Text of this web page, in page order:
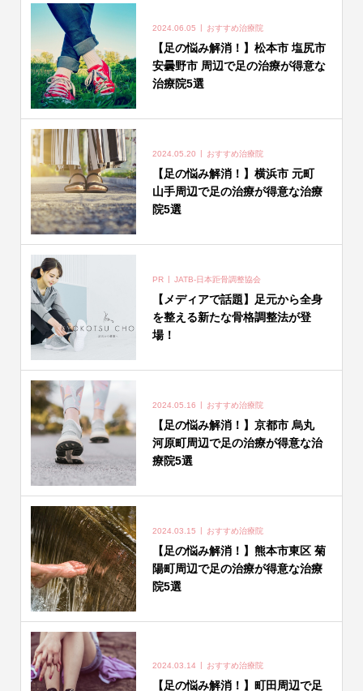
2024.06.05 おすすめ治療院
【足の悩み解消！】松本市 塩尻市
安曇野市 周辺で足の治療が得意な
治療院5選
2024.05.20 おすすめ治療院
【足の悩み解消！】横浜市 元町
山手周辺で足の治療が得意な治療
院5選
PR JATB-日本距骨調整協会
【メディアで話題】足元から全身
を整える新たな骨格調整法が登
場！
2024.05.16 おすすめ治療院
【足の悩み解消！】京都市 烏丸
河原町周辺で足の治療が得意な治
療院5選
2024.03.15 おすすめ治療院
【足の悩み解消！】熊本市東区 菊
陽町周辺で足の治療が得意な治療
院5選
2024.03.14 おすすめ治療院
【足の悩み解消！】町田周辺で足